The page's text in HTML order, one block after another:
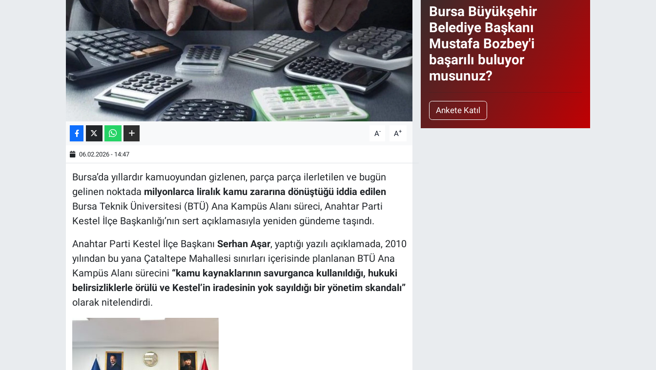
A- A+
06.02.2026 - 14:47
Bursa’da yıllardır kamuoyundan gizlenen, parça parça ilerletilen ve bugün
gelinen noktada milyonlarca liralık kamu zararına dönüştüğü iddia edilen
Bursa Teknik Üniversitesi (BTÜ) Ana Kampüs Alanı süreci, Anahtar Parti
Kestel İlçe Başkanlığı’nın sert açıklamasıyla yeniden gündeme taşındı.
Anahtar Parti Kestel İlçe Başkanı Serhan Aşar, yaptığı yazılı açıklamada, 2010
yılından bu yana Çataltepe Mahallesi sınırları içerisinde planlanan BTÜ Ana
Kampüs Alanı sürecini “kamu kaynaklarının savurganca kullanıldığı, hukuki
belirsizliklerle örülü ve Kestel’in iradesinin yok sayıldığı bir yönetim skandalı”
olarak nitelendirdi.
Bursa Büyükşehir
Belediye Başkanı
Mustafa Bozbey'i
başarılı buluyor
musunuz?
Ankete Katıl